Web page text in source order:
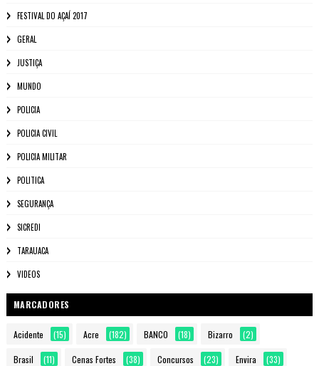
FESTIVAL DO AÇAÍ 2017
GERAL
JUSTIÇA
MUNDO
POLICIA
POLICIA CIVIL
POLICIA MILITAR
POLITICA
SEGURANÇA
SICREDI
TARAUACA
VIDEOS
MARCADORES
Acidente (15) Acre (182) BANCO (18) Bizarro (2)
Brasil (11) Cenas Fortes (38) Concursos (23) Envira (33)